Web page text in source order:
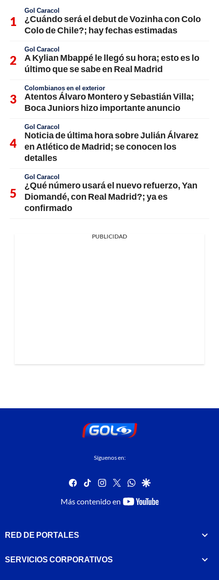
Gol Caracol
¿Cuándo será el debut de Vozinha con Colo
Colo de Chile?; hay fechas estimadas
Gol Caracol
A Kylian Mbappé le llegó su hora; esto es lo
último que se sabe en Real Madrid
Colombianos en el exterior
Atentos Álvaro Montero y Sebastián Villa;
Boca Juniors hizo importante anuncio
Gol Caracol
Noticia de última hora sobre Julián Álvarez
en Atlético de Madrid; se conocen los
detalles
Gol Caracol
¿Qué número usará el nuevo refuerzo, Yan
Diomandé, con Real Madrid?; ya es
confirmado
PUBLICIDAD
Síguenos en:
facebook
tiktok instagram
twitterwhatsapp
google
Más contenido en
youtube-
RED DE PORTALES
SERVICIOS CORPORATIVOS